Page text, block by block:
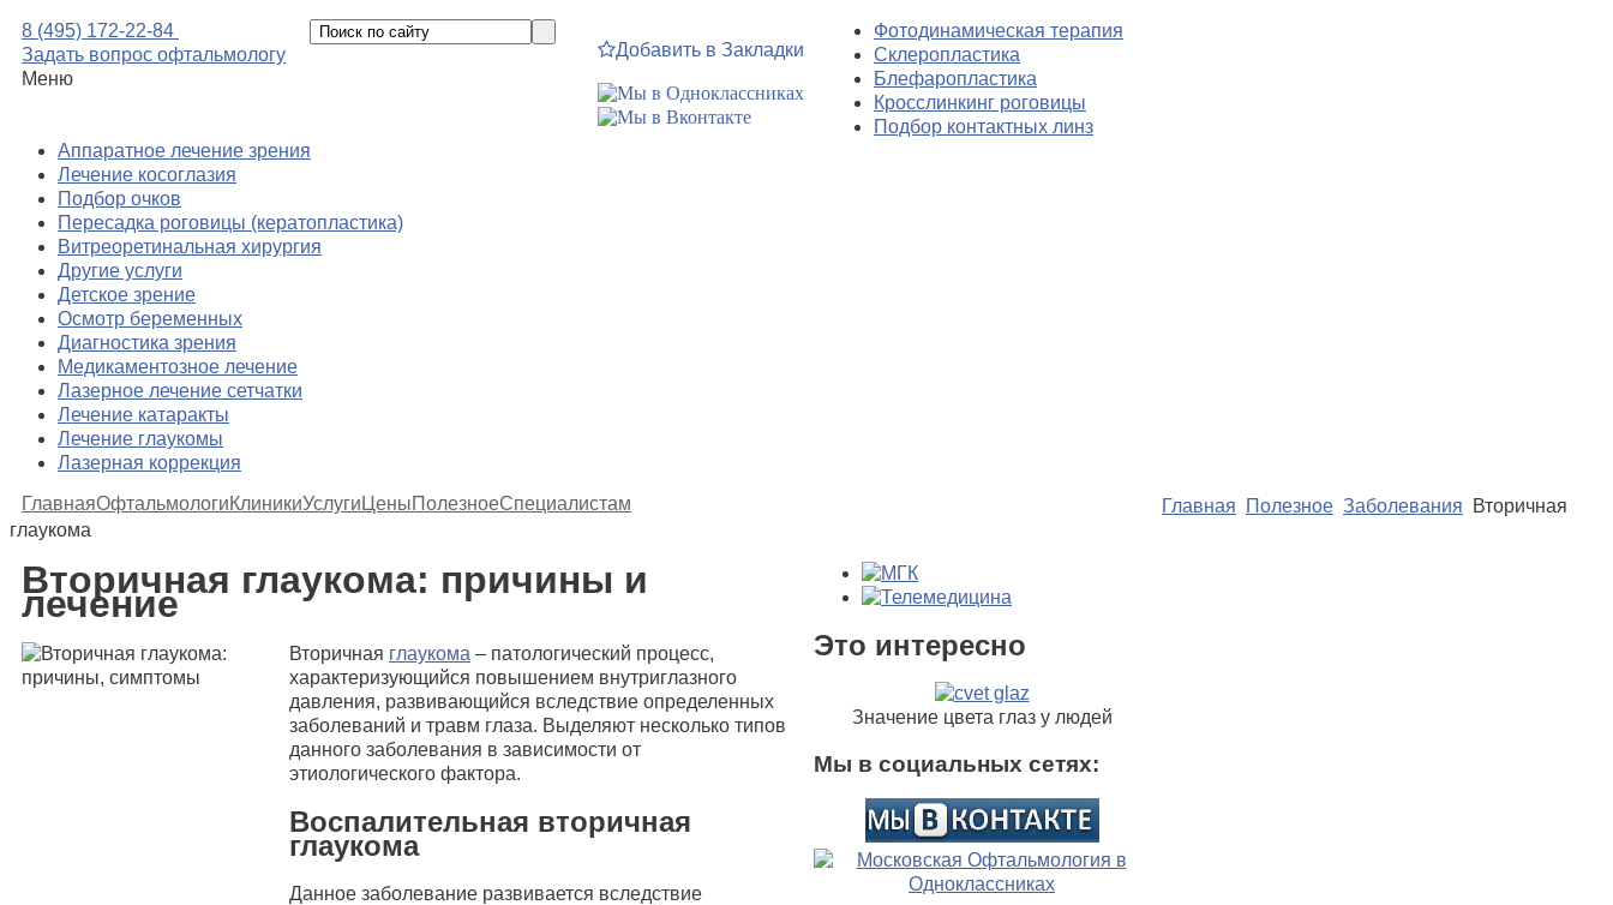
8 (495) 172-22-84
Задать вопрос офтальмологу
Меню
Добавить в Закладки
Фотодинамическая терапия
Склеропластика
Блефаропластика
Кросслинкинг роговицы
Подбор контактных линз
Аппаратное лечение зрения
Лечение косоглазия
Подбор очков
Пересадка роговицы (кератопластика)
Витреоретинальная хирургия
Другие услуги
Детское зрение
Осмотр беременных
Диагностика зрения
Медикаментозное лечение
Лазерное лечение сетчатки
Лечение катаракты
Лечение глаукомы
Лазерная коррекция
ГлавнаяОфтальмологиКлиникиУслуги ЦеныПолезноеСпециалистам Главная Полезное Заболевания
Вторичная
глаукома
Вторичная глаукома: причины и
лечение
Вторичная глаукома – патологический процесс,
характеризующийся повышением внутриглазного
давления, развивающийся вследствие определенных
заболеваний и травм глаза. Выделяют несколько типов
данного заболевания в зависимости от
этиологического фактора.
Воспалительная вторичная
глаукома
Данное заболевание развивается вследствие
Это интересно
Значение цвета глаз у людей
Мы в социальных сетях: